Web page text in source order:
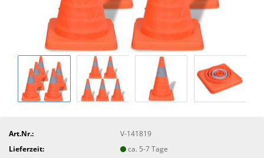
Art.Nr.:
V-141819
Lieferzeit:
ca. 5-7 Tage